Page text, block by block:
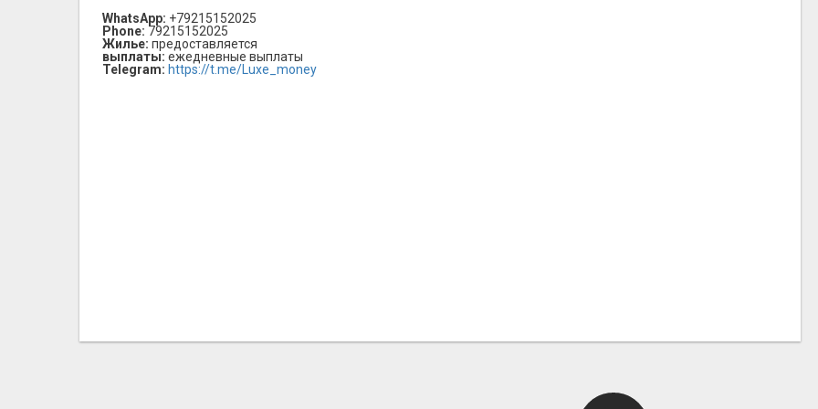
WhatsApp: +79215152025
Phone: 79215152025
Жилье: предоставляется
выплаты: ежедневные выплаты
Telegram: https://t.me/Luxe_money